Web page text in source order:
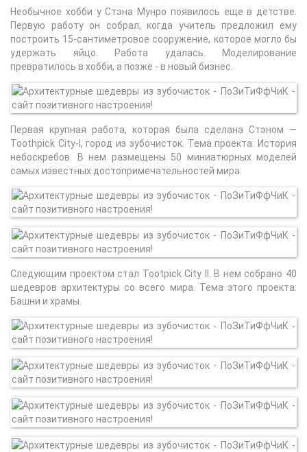
Необычное хобби у Стэна Мунро появилось еще в детстве.
Первую работу он собрал, когда учитель предложил ему
построить 15-сантиметровое сооружение, которое могло бы
удержать яйцо. Работа удалась. Моделирование
превратилось в хобби, а позже - в новый бизнес.
Первая крупная работа, которая была сделана Стэном —
Toothpick City-I, город из зубочисток. Тема проекта: История
небоскребов. В нем размещены 50 миниатюрных моделей
самых известных достопримечательностей мира.
Следующим проектом стал Tootpick City II. В нем собрано 40
шедевров архитектуры со всего мира. Тема этого проекта:
Башни и храмы.